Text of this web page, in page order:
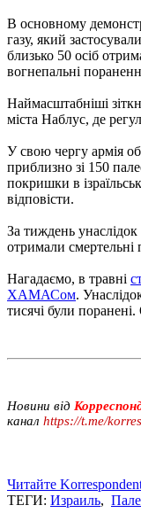
В основному
газу, який
близько 50 осіб
вогнепальні
Наймасштабніші
міста Наблус, де
У свою чергу армія
приблизно зі 150
покришки в
відповісти.
За тиждень унаслідок
отримали смертельні
Нагадаємо, в травні
ХАМАСом.
тисячі були
Новини від
канал https://t.me/
Читайте
ТЕГИ: Израиль,